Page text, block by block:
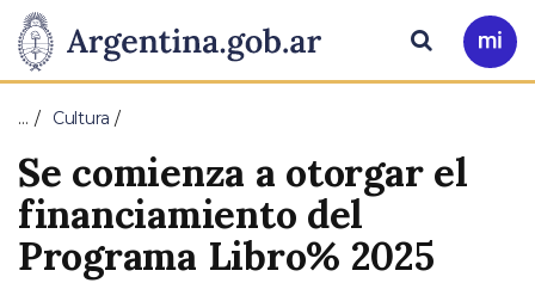
Presidencia
de
la
Nación
Pasar al contenido principal
Ir
a
Buscar
… Cultura
Se comienza a otorgar el
financiamiento del
Programa Libro% 2025